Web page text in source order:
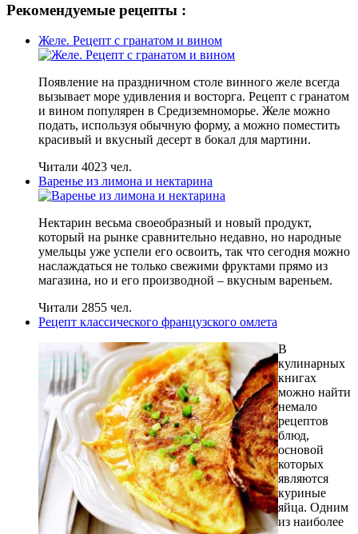
Рекомендуемые рецепты :
Желе. Рецепт с гранатом и вином
Появление на праздничном столе винного желе всегда
вызывает море удивления и восторга. Рецепт с гранатом
и вином популярен в Средиземноморье. Желе можно
подать, используя обычную форму, а можно поместить
красивый и вкусный десерт в бокал для мартини.
Читали 4023 чел.
Варенье из лимона и нектарина
Нектарин весьма своеобразный и новый продукт,
который на рынке сравнительно недавно, но народные
умельцы уже успели его освоить, так что сегодня можно
наслаждаться не только свежими фруктами прямо из
магазина, но и его производной – вкусным вареньем.
Читали 2855 чел.
Рецепт классического французского омлета
В
кулинарных
книгах
можно найти
немало
рецептов
блюд,
основой
которых
являются
куриные
яйца. Одним
из наиболее